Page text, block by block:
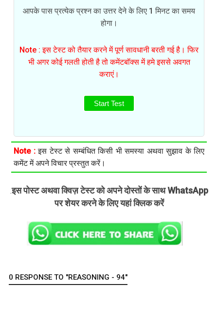
आपके पास प्रत्येक प्रश्न का उत्तर देने के लिए 1 मिनट का समय
होगा।
Note : इस टेस्ट को तैयार करने में पूर्ण सावधानी बरती गई है। फिर
भी अगर कोई गलती होती है तो कमेंटबॉक्स में हमे इससे अवगत
कराएं।
Start Test
Note :इस टेस्ट से सम्बंधित किसी भी समस्या अथवा सुझाव के लिए
कमेंट में अपने विचार प्रस्तुत करें।
.इस पोस्ट अथवा क्विज़ टेस्ट को अपने दोस्तों के साथ WhatsApp
पर शेयर करने के लिए यहां क्लिक करें
0 RESPONSE TO "REASONING - 94"